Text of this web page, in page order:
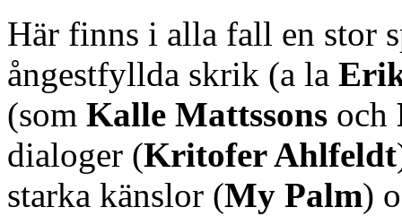
Här finns i alla fall en stor
ångestfyllda skrik (a la
(som Kalle Mattssons och
dialoger (Kritofer Ahlfeldt
starka känslor (My Palm)